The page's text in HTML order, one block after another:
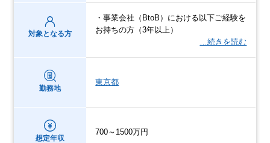
対象となる方
・事業会社（BtoB）における以下ご経験を
お持ちの方（3年以上）
…続きを読む
勤務地
東京都
想定年収
700～1500万円